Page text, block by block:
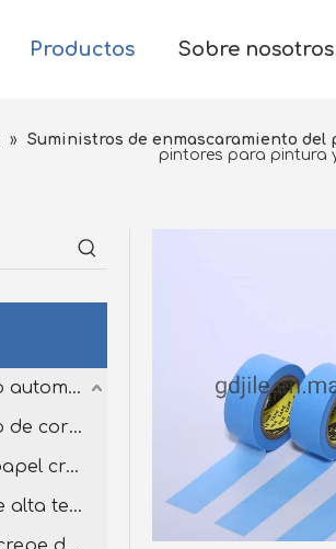
Productos Sobre nosotros
» Suministros de enmascaramiento del
pintores para pintura
Soluciones de enmascaramiento automotriz
Soluciones de enmascaramiento de corta de matriz personalizado
Cinta de enmascaramiento de papel crepé
Película de enmascaramiento de alta temperatura para pintar